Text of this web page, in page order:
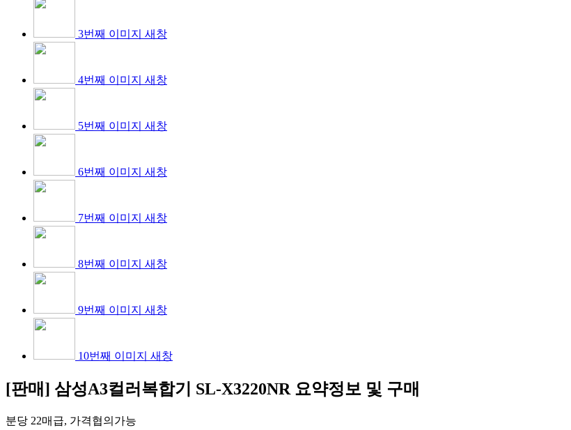
3번째 이미지 새창
4번째 이미지 새창
5번째 이미지 새창
6번째 이미지 새창
7번째 이미지 새창
8번째 이미지 새창
9번째 이미지 새창
10번째 이미지 새창
[판매] 삼성A3컬러복합기 SL-X3220NR 요약정보 및 구매
분당 22매급, 가격협의가능